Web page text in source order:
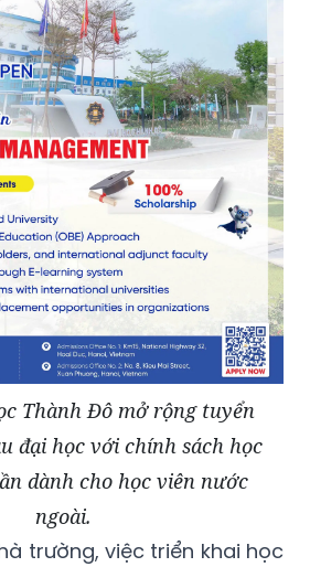
Thành Đô mở rộng tuyển
đại học với chính sách học
dành cho học viên nước
ngoài.
trường, việc triển khai học